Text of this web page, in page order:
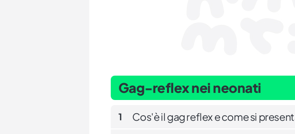
Gag-reflex nei neonati
1 Cos'è il gag reflex e come si